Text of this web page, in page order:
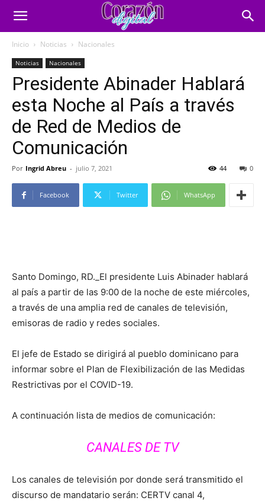
Inicio Noticias Nacionales
Noticias Nacionales
Presidente Abinader Hablará
esta Noche al País a través
de Red de Medios de
Comunicación
Por Ingrid Abreu - julio 7, 2021 0
44
Facebook Twitter WhatsApp
Santo Domingo, RD._El presidente Luis Abinader hablará
al país a partir de las 9:00 de la noche de este miércoles,
a través de una amplia red de canales de televisión,
emisoras de radio y redes sociales.
El jefe de Estado se dirigirá al pueblo dominicano para
informar sobre el Plan de Flexibilización de las Medidas
Restrictivas por el COVID-19.
A continuación lista de medios de comunicación:
CANALES DE TV
Los canales de televisión por donde será transmitido el
discurso de mandatario serán: CERTV canal 4,